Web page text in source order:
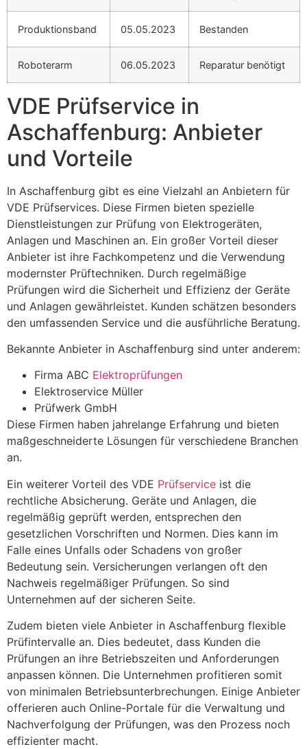
Produktionsband 05.05.2023 Bestanden
Roboterarm 06.05.2023 Reparatur benötigt
VDE Prüfservice in
Aschaffenburg: Anbieter
und Vorteile
In Aschaffenburg gibt es eine Vielzahl an Anbietern für
VDE Prüfservices. Diese Firmen bieten spezielle
Dienstleistungen zur Prüfung von Elektrogeräten,
Anlagen und Maschinen an. Ein großer Vorteil dieser
Anbieter ist ihre Fachkompetenz und die Verwendung
modernster Prüftechniken. Durch regelmäßige
Prüfungen wird die Sicherheit und Effizienz der Geräte
und Anlagen gewährleistet. Kunden schätzen besonders
den umfassenden Service und die ausführliche Beratung.
Bekannte Anbieter in Aschaffenburg sind unter anderem:
Firma ABC Elektroprüfungen
Elektroservice Müller
Prüfwerk GmbH
Diese Firmen haben jahrelange Erfahrung und bieten
maßgeschneiderte Lösungen für verschiedene Branchen
an.
Ein weiterer Vorteil des VDE Prüfservice ist die
rechtliche Absicherung. Geräte und Anlagen, die
regelmäßig geprüft werden, entsprechen den
gesetzlichen Vorschriften und Normen. Dies kann im
Falle eines Unfalls oder Schadens von großer
Bedeutung sein. Versicherungen verlangen oft den
Nachweis regelmäßiger Prüfungen. So sind
Unternehmen auf der sicheren Seite.
Zudem bieten viele Anbieter in Aschaffenburg flexible
Prüfintervalle an. Dies bedeutet, dass Kunden die
Prüfungen an ihre Betriebszeiten und Anforderungen
anpassen können. Die Unternehmen profitieren somit
von minimalen Betriebsunterbrechungen. Einige Anbieter
offerieren auch Online-Portale für die Verwaltung und
Nachverfolgung der Prüfungen, was den Prozess noch
effizienter macht.